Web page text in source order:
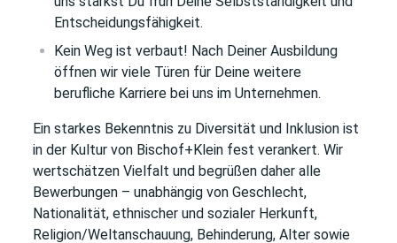
Entscheidungsfähigkeit.
Kein Weg ist verbaut! Nach Deiner Ausbildung
öffnen wir viele Türen für Deine weitere
berufliche Karriere bei uns im Unternehmen.
Ein starkes Bekenntnis zu Diversität und Inklusion ist
in der Kultur von Bischof+Klein fest verankert. Wir
wertschätzen Vielfalt und begrüßen daher alle
Bewerbungen – unabhängig von Geschlecht,
Nationalität, ethnischer und sozialer Herkunft,
Religion/Weltanschauung, Behinderung, Alter sowie